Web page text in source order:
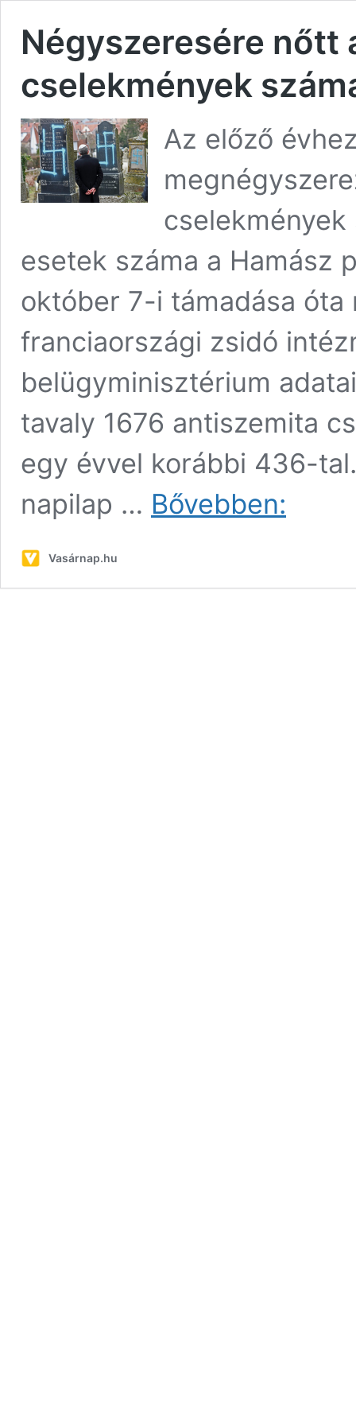
Négyszeresére nőtt
cselekmények
Az előző
cselekmények
esetek száma a Hamász
október 7-i támadása
franciaországi zsidó
belügyminisztérium
tavaly 1676 antiszemita
egy évvel korábbi 436-
napilap … Bővebben:
Vasárnap.hu